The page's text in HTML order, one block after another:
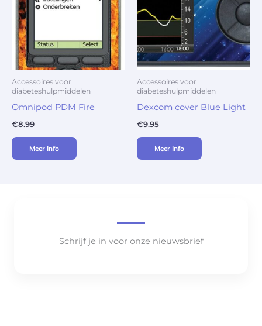
Accessoires voor
diabeteshulpmiddelen
Omnipod PDM Fire
€8.99
Meer Info
Accessoires voor
diabeteshulpmiddelen
Dexcom cover Blue Light
€9.95
Meer Info
Schrijf je in voor onze nieuwsbrief